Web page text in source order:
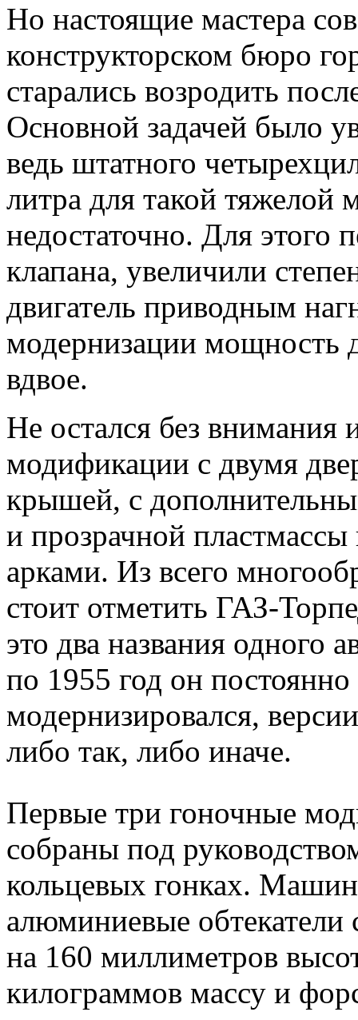
Но настоящие мастера
конструкторском бюро
старались возродить
Основной задачей было
ведь штатного
литра для такой
недостаточно. Для этого
клапана, увеличили
двигатель приводным
модернизации мощность
вдвое.
Не остался без
модификации с двумя
крышей, с
и прозрачной
арками. Из всего
стоит отметить ГАЗ-
это два названия одного
по 1955 год он постоянно
модернизировался,
либо так, либо иначе.
Первые три гоночные
собраны под
кольцевых гонках.
алюминиевые
на 160 миллиметров
килограммов массу и